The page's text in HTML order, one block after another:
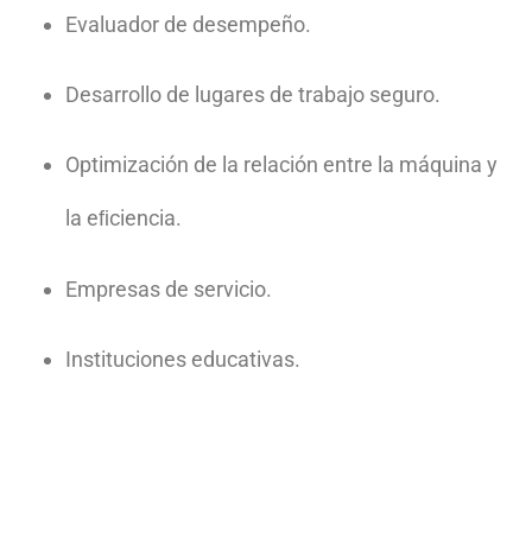
Evaluador de desempeño.
Desarrollo de lugares de trabajo seguro.
Optimización de la relación entre la máquina y
la eﬁciencia.
Empresas de servicio.
Instituciones educativas.